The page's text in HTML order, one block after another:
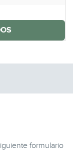
formulario